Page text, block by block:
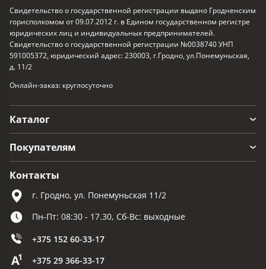
Свидетельство о государственной регистрации выдано Гродненским
горисполкомом от 09.07.2012 г. в Едином государственном регистре
юридических лиц и индивидуальных предпринимателей.
Свидетельство о государственной регистрации №0038740 УНП
591005372, юридический адрес: 230003, г.Гродно, ул.Понемуньская,
д. 11/2
Онлайн-заказ: круглосуточно
Каталог
Покупателям
Контакты
г. Гродно, ул. Понемуньская 11/2
Пн-Пт: 08:30 - 17.30, Сб-Вс: выходные
+375 152 60-33-17
+375 29 366-33-17